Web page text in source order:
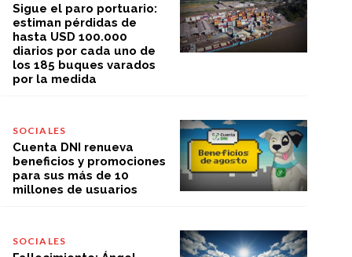
Sigue el paro portuario:
estiman pérdidas de
hasta USD 100.000
diarios por cada uno de
los 185 buques varados
por la medida
SOCIALES
Cuenta DNI renueva
beneficios y promociones
para sus más de 10
millones de usuarios
SOCIALES